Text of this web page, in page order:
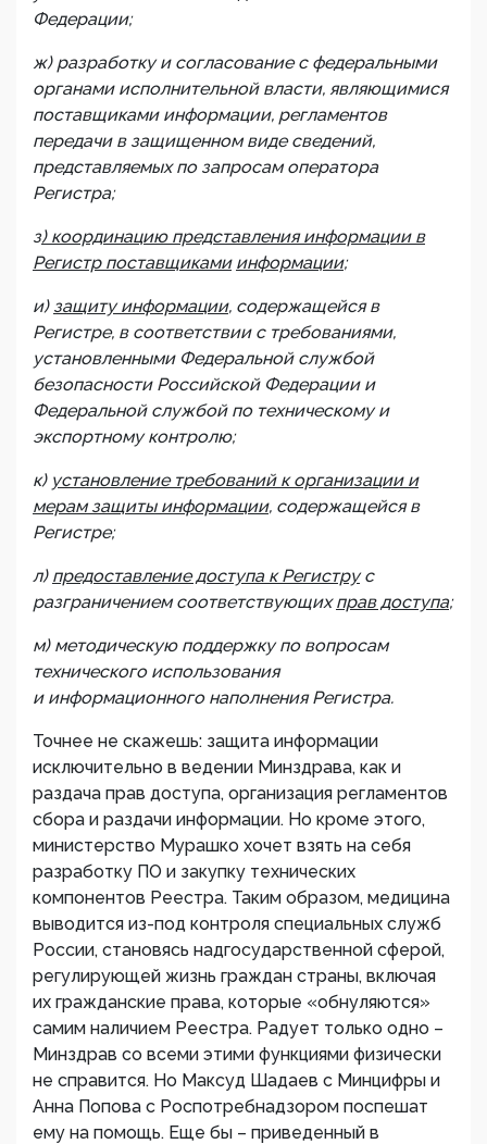
Федерации;
ж) разработку и согласование с федеральными
органами исполнительной власти, являющимися
поставщиками информации, регламентов
передачи в защищенном виде сведений,
представляемых по запросам оператора
Регистра;
з) координацию представления информации в
Регистр поставщиками информации;
и) защиту информации, содержащейся в
Регистре, в соответствии с требованиями,
установленными Федеральной службой
безопасности Российской Федерации и
Федеральной службой по техническому и
экспортному контролю;
к) установление требований к организации и
мерам защиты информации, содержащейся в
Регистре;
л) предоставление доступа к Региструс
разграничением соответствующихправ доступа;
м) методическую поддержку по вопросам
технического использования
и информационного наполнения Регистра.
Точнее не скажешь: защита информации
исключительно в ведении Минздрава, как и
раздача прав доступа, организация регламентов
сбора и раздачи информации. Но кроме этого,
министерство Мурашко хочет взять на себя
разработку ПО и закупку технических
компонентов Реестра. Таким образом, медицина
выводится из-под контроля специальных служб
России, становясь надгосударственной сферой,
регулирующей жизнь граждан страны, включая
их гражданские права, которые «обнуляются»
самим наличием Реестра. Радует только одно –
Минздрав со всеми этими функциями физически
не справится. Но Максуд Шадаев с Минцифры и
Анна Попова с Роспотребнадзором поспешат
ему на помощь. Еще бы – приведенный в